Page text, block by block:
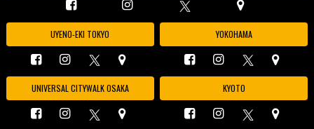
UYENO-EKI TOKYO YOKOHAMA
UNIVERSAL CITYWALK OSAKA KYOTO